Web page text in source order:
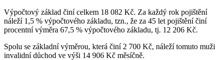
Výpočtový základ činí celkem 18 082 Kč. Za každý rok pojištění
náleží 1,5 % výpočtového základu, tzn., že za 45 let pojištění činí
procentní výměra 67,5 % výpočtového základu, tj. 12 206 Kč.
Spolu se základní výměrou, která činí 2 700 Kč, náleží tomuto muži
invalidní důchod ve výši 14 906 Kč měsíčně.